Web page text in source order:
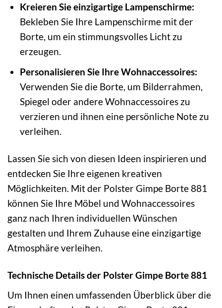
Kreieren Sie einzigartige Lampenschirme:
Bekleben Sie Ihre Lampenschirme mit der
Borte, um ein stimmungsvolles Licht zu
erzeugen.
Personalisieren Sie Ihre Wohnaccessoires:
Verwenden Sie die Borte, um Bilderrahmen,
Spiegel oder andere Wohnaccessoires zu
verzieren und ihnen eine persönliche Note zu
verleihen.
Lassen Sie sich von diesen Ideen inspirieren und
entdecken Sie Ihre eigenen kreativen
Möglichkeiten. Mit der Polster Gimpe Borte 881
können Sie Ihre Möbel und Wohnaccessoires
ganz nach Ihren individuellen Wünschen
gestalten und Ihrem Zuhause eine einzigartige
Atmosphäre verleihen.
Technische Details der Polster Gimpe Borte 881
Um Ihnen einen umfassenden Überblick über die